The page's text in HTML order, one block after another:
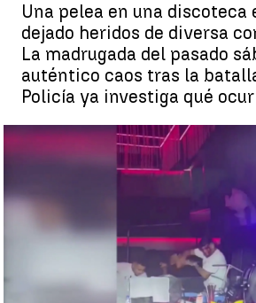
Una pelea en una discoteca
dejado heridos de diversa
La madrugada del pasado
auténtico caos tras la
Policía ya investiga qué
Imagen de la pelea en la discoteca de
Enrique Forján
Publicado:03 de octubre de 2022,